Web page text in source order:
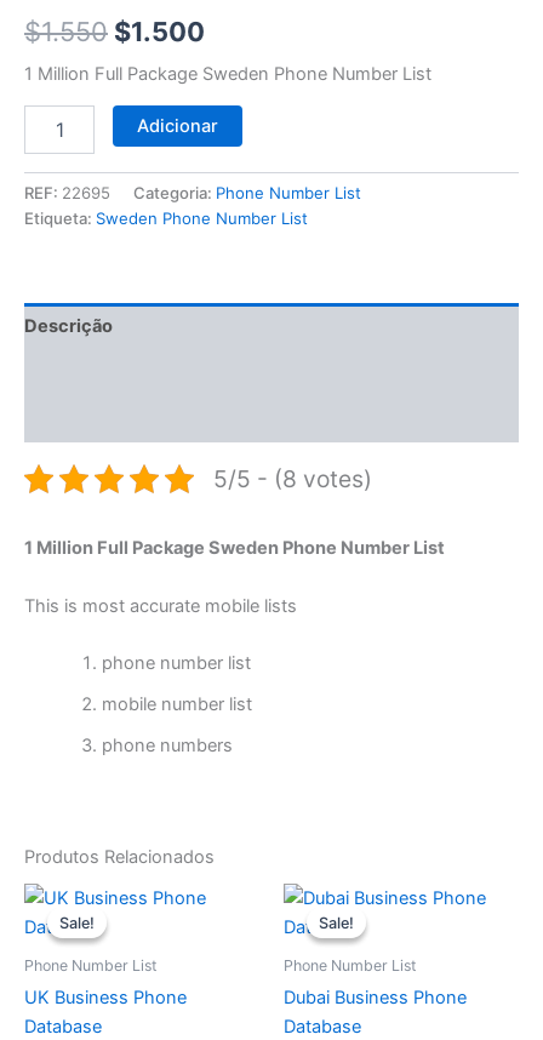
$1.550 $1.500
1 Million Full Package Sweden Phone Number List
Adicionar
REF: 22695 Categoria: Phone Number List
Etiqueta: Sweden Phone Number List
Descrição
5/5 - (8 votes)
1 Million Full Package Sweden Phone Number List
This is most accurate mobile lists
phone number list
mobile number list
phone numbers
Produtos Relacionados
Sale!
Sale!
Phone Number List
UK Business Phone
Database
O
preço
original
$950.
O
$900.
Sale!
Sale!
Phone Number List
Dubai Business Phone
Database
O
preço
original
$650.
O
$600.